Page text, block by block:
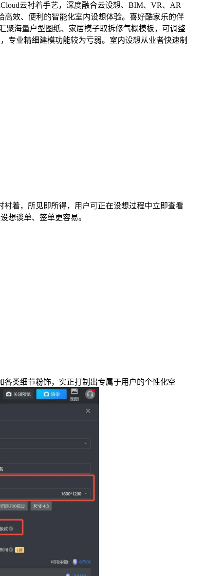
云衬着手艺，深度融合云设想、BIM、VR、AR
效、便利的智能化室内设想体验。喜好酷家乐的伴
聚海量户型图纸、家居模子取拆修气概模板，可调整
专业精细建模功能较为亏弱。室内设想从业者快速制
衬着，所见即所得，用户可正在设想过程中立即查看
想谈单、签单更容易。
类细节粉饰，实正打制出专属于用户的个性化空